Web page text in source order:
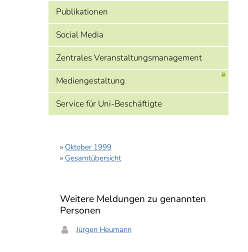
Publikationen
Social Media
Zentrales Veranstaltungsmanagement
Mediengestaltung
Service für Uni-Beschäftigte
» Oktober 1999
» Gesamtübersicht
Weitere Meldungen zu genannten
Personen
Jürgen Heumann